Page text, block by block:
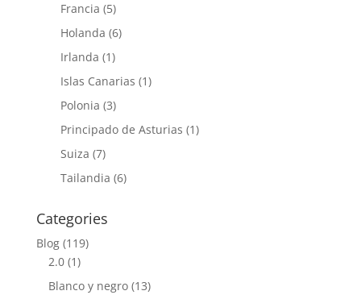
Francia (5)
Holanda (6)
Irlanda (1)
Islas Canarias (1)
Polonia (3)
Principado de Asturias (1)
Suiza (7)
Tailandia (6)
Categories
Blog(119)
2.0(1)
Blanco y negro(13)